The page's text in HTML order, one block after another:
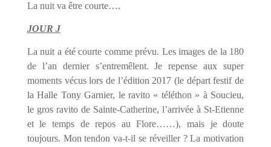
La nuit va être courte….
JOUR J
La nuit a été courte comme prévu. Les images de la 180
de l’an dernier s’entremêlent. Je repense aux super
moments vécus lors de l’édition 2017 (le départ festif de
la Halle Tony Garnier, le ravito « téléthon » à Soucieu,
le gros ravito de Sainte-Catherine, l’arrivée à St-Etienne
et le temps de repos au Flore……), mais je doute
toujours. Mon tendon va-t-il se réveiller ? La motivation